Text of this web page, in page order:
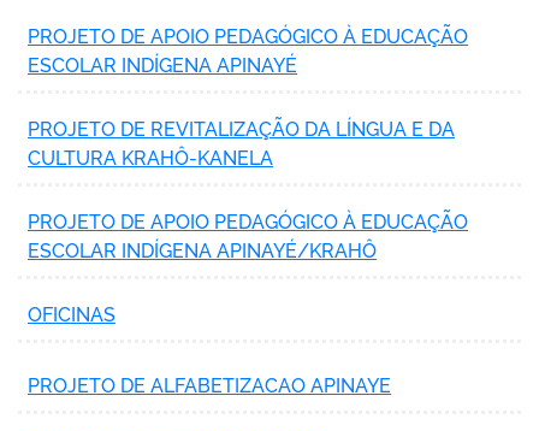
PROJETO DE APOIO PEDAGÓGICO À EDUCAÇÃO
ESCOLAR INDÍGENA APINAYÉ
PROJETO DE REVITALIZAÇÃO DA LÍNGUA E DA
CULTURA KRAHÔ-KANELA
PROJETO DE APOIO PEDAGÓGICO À EDUCAÇÃO
ESCOLAR INDÍGENA APINAYÉ/KRAHÔ
OFICINAS
PROJETO DE ALFABETIZACAO APINAYE